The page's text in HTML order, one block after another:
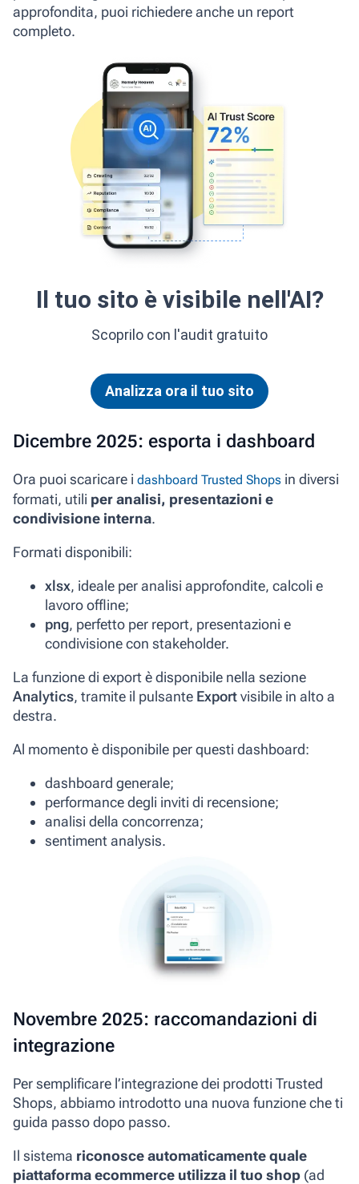
approfondita, puoi richiedere anche un report
completo.
Il tuo sito è visibile nell'AI?
Scoprilo con l'audit gratuito
Analizza ora il tuo sito
Dicembre 2025: esporta i dashboard
Ora puoi scaricare i dashboard Trusted Shops in diversi
formati, utili per analisi, presentazioni e
condivisione interna.
Formati disponibili:
xlsx, ideale per analisi approfondite, calcoli e
lavoro offline;
png, perfetto per report, presentazioni e
condivisione con stakeholder.
La funzione di export è disponibile nella sezione
Analytics, tramite il pulsante Exportvisibile in alto a
destra.
Al momento è disponibile per questi dashboard:
dashboard generale;
performance degli inviti di recensione;
analisi della concorrenza;
sentiment analysis.
Novembre 2025: raccomandazioni di
integrazione
Per semplificare l’integrazione dei prodotti Trusted
Shops, abbiamo introdotto una nuova funzione che ti
guida passo dopo passo.
Il sistema riconosce automaticamente quale
piattaforma ecommerce utilizza il tuo shop (ad